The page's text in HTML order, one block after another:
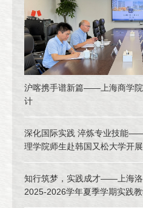
沪喀携手谱新篇——上海商学
计
深化国际实践 淬炼专业技能
理学院师生赴韩国又松大学开
知行筑梦，实践成才——上海洛
2025-2026学年夏季学期实践